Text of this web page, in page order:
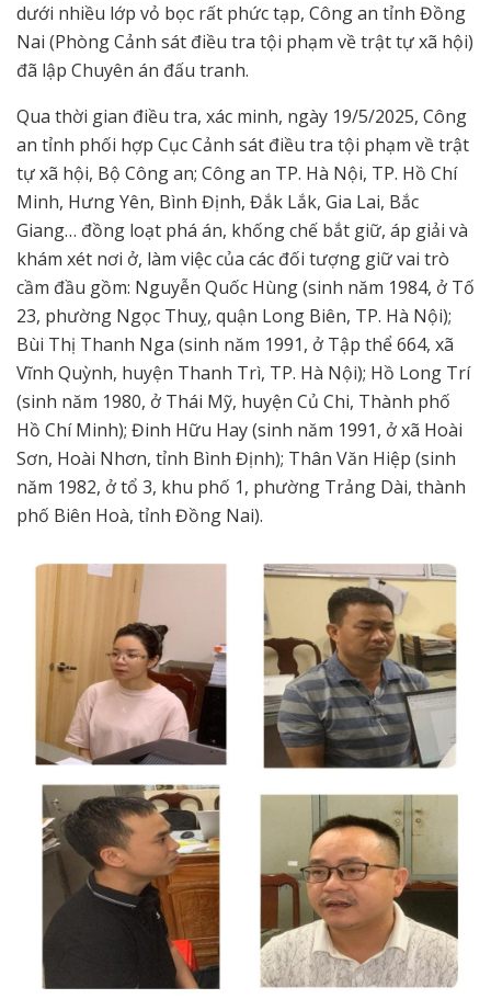
dưới nhiều lớp vỏ bọc rất phức tạp, Công an tỉnh Đồng
Nai (Phòng Cảnh sát điều tra tội phạm về trật tự xã hội)
đã lập Chuyên án đấu tranh.
Qua thời gian điều tra, xác minh, ngày 19/5/2025, Công
an tỉnh phối hợp Cục Cảnh sát điều tra tội phạm về trật
tự xã hội, Bộ Công an; Công an TP. Hà Nội, TP. Hồ Chí
Minh, Hưng Yên, Bình Định, Đắk Lắk, Gia Lai, Bắc
Giang… đồng loạt phá án, khống chế bắt giữ, áp giải và
khám xét nơi ở, làm việc của các đối tượng giữ vai trò
cầm đầu gồm: Nguyễn Quốc Hùng (sinh năm 1984, ở Tố
23, phường Ngọc Thuỵ, quận Long Biên, TP. Hà Nội);
Bùi Thị Thanh Nga (sinh năm 1991, ở Tập thể 664, xã
Vĩnh Quỳnh, huyện Thanh Trì, TP. Hà Nội); Hồ Long Trí
(sinh năm 1980, ở Thái Mỹ, huyện Củ Chi, Thành phố
Hồ Chí Minh); Đinh Hữu Hay (sinh năm 1991, ở xã Hoài
Sơn, Hoài Nhơn, tỉnh Bình Định); Thân Văn Hiệp (sinh
năm 1982, ở tổ 3, khu phố 1, phường Trảng Dài, thành
phố Biên Hoà, tỉnh Đồng Nai).